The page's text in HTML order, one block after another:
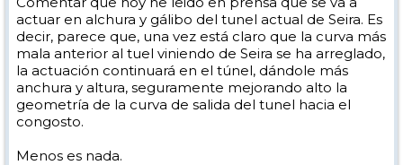
actuar en alchura y gálibo del tunel actual de Seira. Es
decir, parece que, una vez está claro que la curva más
mala anterior al tuel viniendo de Seira se ha arreglado,
la actuación continuará en el túnel, dándole más
anchura y altura, seguramente mejorando alto la
geometría de la curva de salida del tunel hacia el
congosto.
Menos es nada.